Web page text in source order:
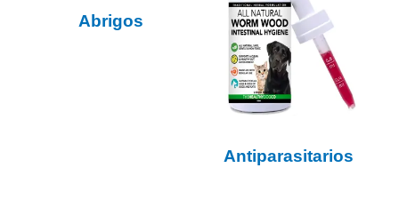
Abrigos
Antiparasitarios